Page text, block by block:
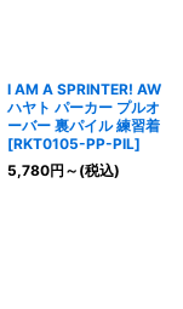
I AM A SPRINTER! AW
ハヤト パーカー プルオ
ーバー 裏パイル 練習着
[RKT0105-PP-PIL]
5,780円 ～ (税込)